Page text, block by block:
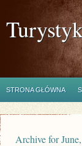
STRONA GŁÓWNA
Archive for